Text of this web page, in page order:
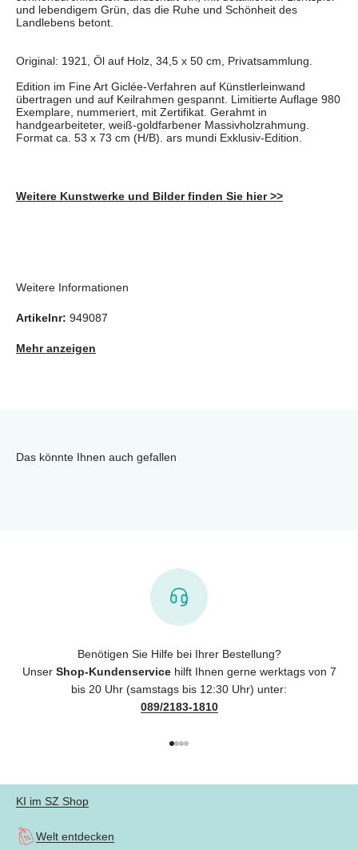
und lebendigem Grün, das die Ruhe und Schönheit des
Landlebens betont.
Original: 1921, Öl auf Holz, 34,5 x 50 cm, Privatsammlung.
Edition im Fine Art Giclée-Verfahren auf Künstlerleinwand
übertragen und auf Keilrahmen gespannt. Limitierte Auflage 980
Exemplare, nummeriert, mit Zertifikat. Gerahmt in
handgearbeiteter, weiß-goldfarbener Massivholzrahmung.
Format ca. 53 x 73 cm (H/B). ars mundi Exklusiv-Edition.
Weitere Kunstwerke und Bilder finden Sie hier >>
Weitere Informationen
Artikelnr: 949087
Mehr anzeigen
Das könnte Ihnen auch gefallen
Benötigen Sie Hilfe bei Ihrer Bestellung?
Unser Shop-Kundenservicehilft Ihnen gerne werktags von 7
bis 20 Uhr (samstags bis 12:30 Uhr) unter:
089/2183-1810
KI im SZ Shop
Welt entdecken